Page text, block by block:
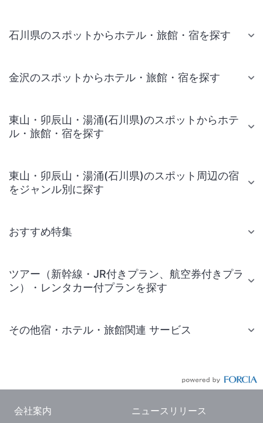
石川県のスポットからホテル・旅館・宿を探す
金沢のスポットからホテル・旅館・宿を探す
東山・卯辰山・湯涌(石川県)のスポットからホテ
ル・旅館・宿を探す
東山・卯辰山・湯涌(石川県)のスポット周辺の宿
をジャンル別に探す
おすすめ特集
ツアー（新幹線・JR付きプラン、航空券付きプラ
ン）・レンタカー付プランを探す
その他宿・ホテル・旅館関連 サービス
会社案内 ニュースリリース